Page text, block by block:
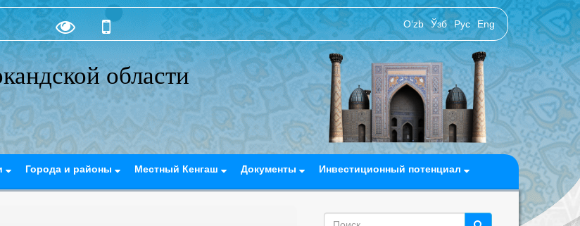
O‘zb Ўзб Рус Eng
области
Города и районы Местный Кенгаш Документы Инвестиционный потенциал